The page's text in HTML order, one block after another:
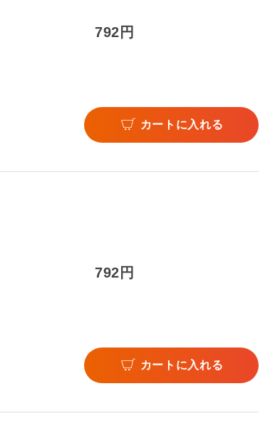
792円
カートに入れる
792円
カートに入れる